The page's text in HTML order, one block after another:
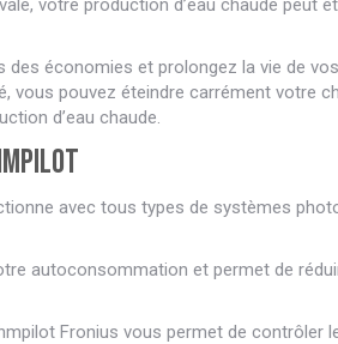
votre production d’eau chaude peut
des économies et prolongez la vie de
vous pouvez éteindre carrément votre
d’eau chaude.
avec tous types de systèmes
autoconsommation et permet de
Fronius vous permet de